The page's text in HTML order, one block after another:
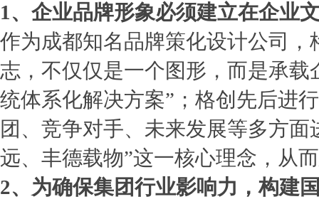
1、企业品牌形象必须建立在企业
作为成都知名品牌策化设计公司
志，不仅仅是一个图形，而是承
统体系化解决方案”；格创先后进
团、竞争对手、未来发展等多方
远、丰德载物”这一核心理念，从
2、为确保集团行业影响力，构建